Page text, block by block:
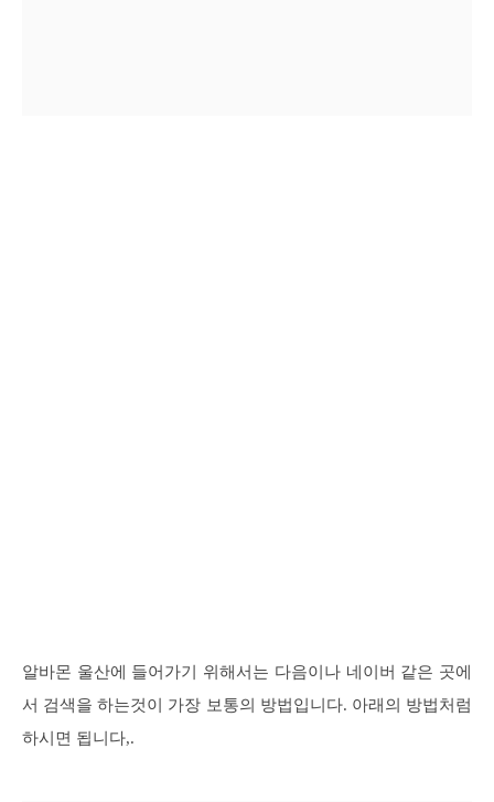
알바몬 울산에 들어가기 위해서는 다음이나 네이버 같은 곳에
서 검색을 하는것이 가장 보통의 방법입니다. 아래의 방법처럼
하시면 됩니다,.